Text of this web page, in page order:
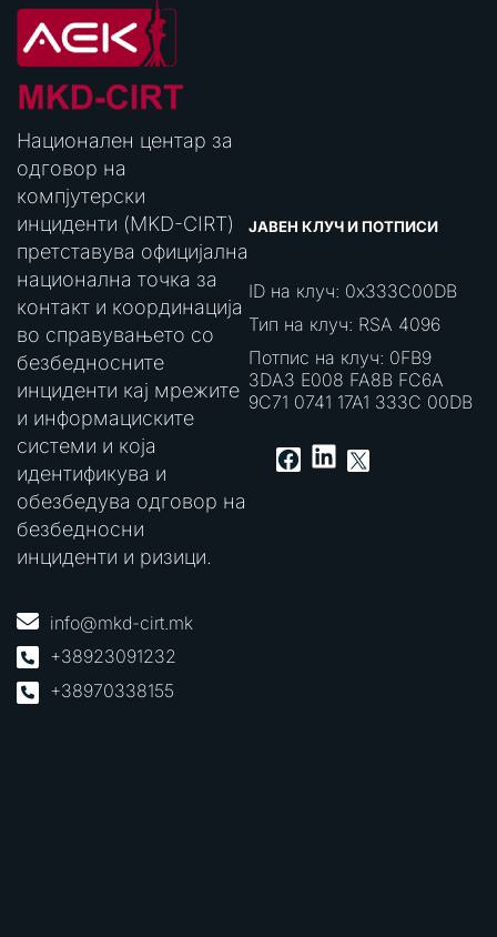
Национален центар за
одговор на
компјутерски
инциденти (MKD-CIRT)
претставува официјална
национална точка за
контакт и координација
во справувањето со
безбедносните
инциденти кај мрежите
и информациските
системи и која
идентификува и
обезбедува одговор на
безбедносни
инциденти и ризици.
info@mkd-cirt.mk
+38923091232
+38970338155
ЈАВЕН КЛУЧ И ПОТПИСИ
ID на клуч: 0x333C00DB
Тип на клуч: RSA 4096
Потпис на клуч: 0FB9
3DA3 E008 FA8B FC6A
9C71 0741 17A1 333C 00DB
Facebook
LinkedIn
X